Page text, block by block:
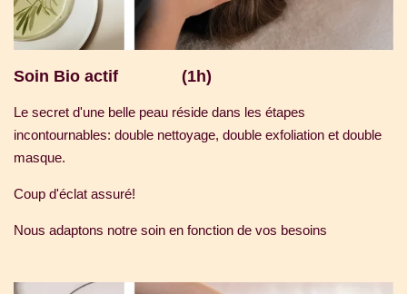
Soin Bio actif (1h)
Le secret d'une belle peau réside dans les étapes
incontournables: double nettoyage, double exfoliation et double
masque.
Coup d'éclat assuré!
Nous adaptons notre soin en fonction de vos besoins